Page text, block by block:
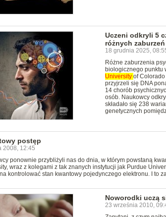
Uczeni odkryli 5
różnych
18 grudnia 2025,
Różne zaburzenia
biologicznego punktu
University of Colorado
przyjrzeli się DNA
14 chorób
osób. Naukowcy
składało się 238
genetycznych
postęp
2008, 12:45
ponownie przybliżyli nas do dnia, w którym powstaną
wraz z kolegami z tak znanych instytucji jak Purdue
kontrolować stan kwantowy pojedynczego elektronu. I to
Noworodki uczą
23 września 2010,